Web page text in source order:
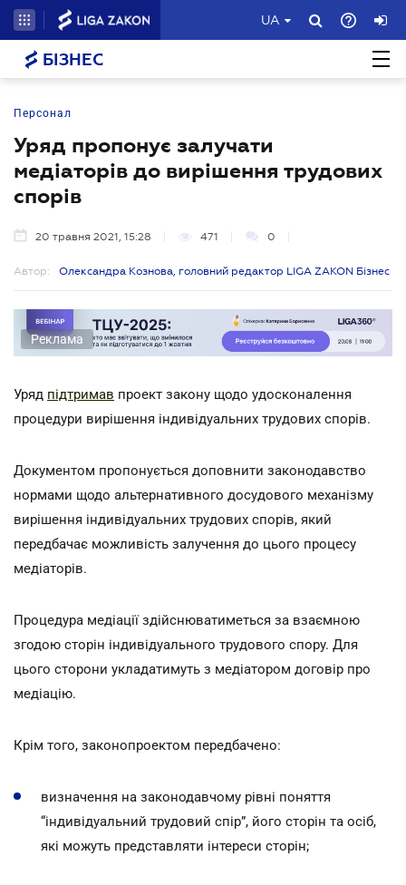
UA
БІЗНЕС
Персонал
Уряд пропонує залучати
медіаторів до вирішення трудових
спорів
20 травня 2021, 15:28 471 0
Автор: Олександра Кознова, головний редактор LIGA ZAKON Бізнес
Реклама
Уряд підтримав проект закону щодо удосконалення
процедури вирішення індивідуальних трудових спорів.
Документом пропонується доповнити законодавство
нормами щодо альтернативного досудового механізму
вирішення індивідуальних трудових спорів, який
передбачає можливість залучення до цього процесу
медіаторів.
Процедура медіації здійснюватиметься за взаємною
згодою сторін індивідуального трудового спору. Для
цього сторони укладатимуть з медіатором договір про
медіацію.
Крім того, законопроектом передбачено:
визначення на законодавчому рівні поняття
“індивідуальний трудовий спір”, його сторін та осіб,
які можуть представляти інтереси сторін;